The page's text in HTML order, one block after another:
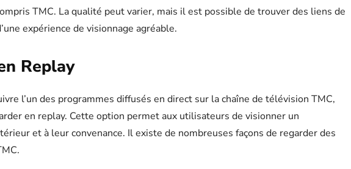
TMC. La qualité peut varier, mais il est possible de trouver des liens de
expérience de visionnage agréable.
Replay
l’un des programmes diffusés en direct sur la chaîne de télévision TMC,
en replay. Cette option permet aux utilisateurs de visionner un
et à leur convenance. Il existe de nombreuses façons de regarder des